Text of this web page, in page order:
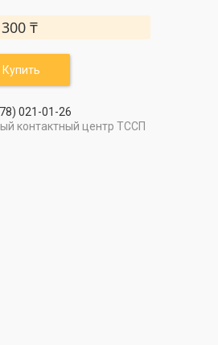
₸
Купить
021-01-26
контактный центр ТССП